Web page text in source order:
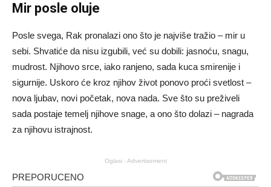
Mir posle oluje
Posle svega, Rak pronalazi ono što je najviše tražio – mir u
sebi. Shvatiće da nisu izgubili, već su dobili: jasnoću, snagu,
mudrost. Njihovo srce, iako ranjeno, sada kuca smirenije i
sigurnije. Uskoro će kroz njihov život ponovo proći svetlost –
nova ljubav, novi početak, nova nada. Sve što su preživeli
sada postaje temelj njihove snage, a ono što dolazi – nagrada
za njihovu istrajnost.
Oglasi - Advertisement